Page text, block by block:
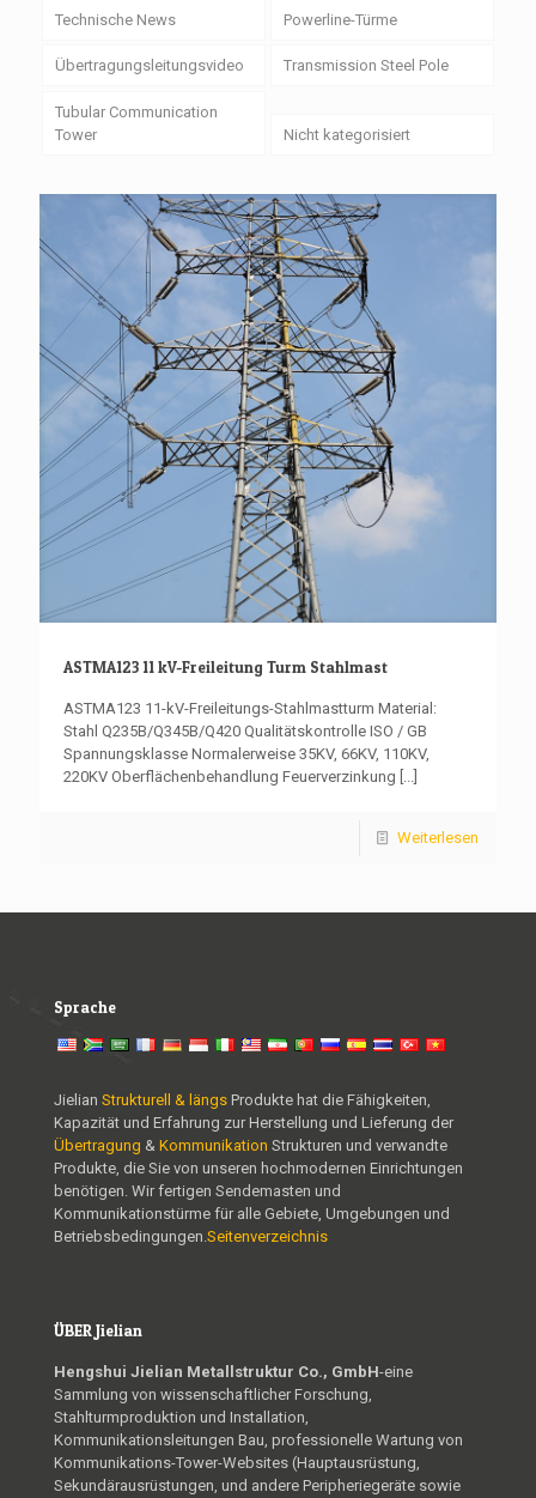
Technische News Powerline-Türme
Übertragungsleitungsvideo Transmission Steel Pole
Tubular Communication
Tower
Nicht kategorisiert
ASTMA123 11 kV-Freileitung Turm Stahlmast
ASTMA123 11-kV-Freileitungs-Stahlmastturm Material:
Stahl Q235B/Q345B/Q420 Qualitätskontrolle ISO / GB
Spannungsklasse Normalerweise 35KV, 66KV, 110KV,
220KV Oberflächenbehandlung Feuerverzinkung [...]
Weiterlesen
Sprache
Jielian Strukturell & längs Produkte hat die Fähigkeiten,
Kapazität und Erfahrung zur Herstellung und Lieferung der
Übertragung & Kommunikation Strukturen und verwandte
Produkte, die Sie von unseren hochmodernen Einrichtungen
benötigen. Wir fertigen Sendemasten und
Kommunikationstürme für alle Gebiete, Umgebungen und
Betriebsbedingungen.Seitenverzeichnis
ÜBER Jielian
Hengshui Jielian Metallstruktur Co., GmbH-eine
Sammlung von wissenschaftlicher Forschung,
Stahlturmproduktion und Installation,
Kommunikationsleitungen Bau, professionelle Wartung von
Kommunikations-Tower-Websites (Hauptausrüstung,
Sekundärausrüstungen, und andere Peripheriegeräte sowie